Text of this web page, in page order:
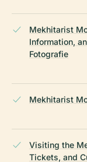
Mekhitarist
Information,
Fotografie
Mekhitarist
Visiting the
Tickets, and